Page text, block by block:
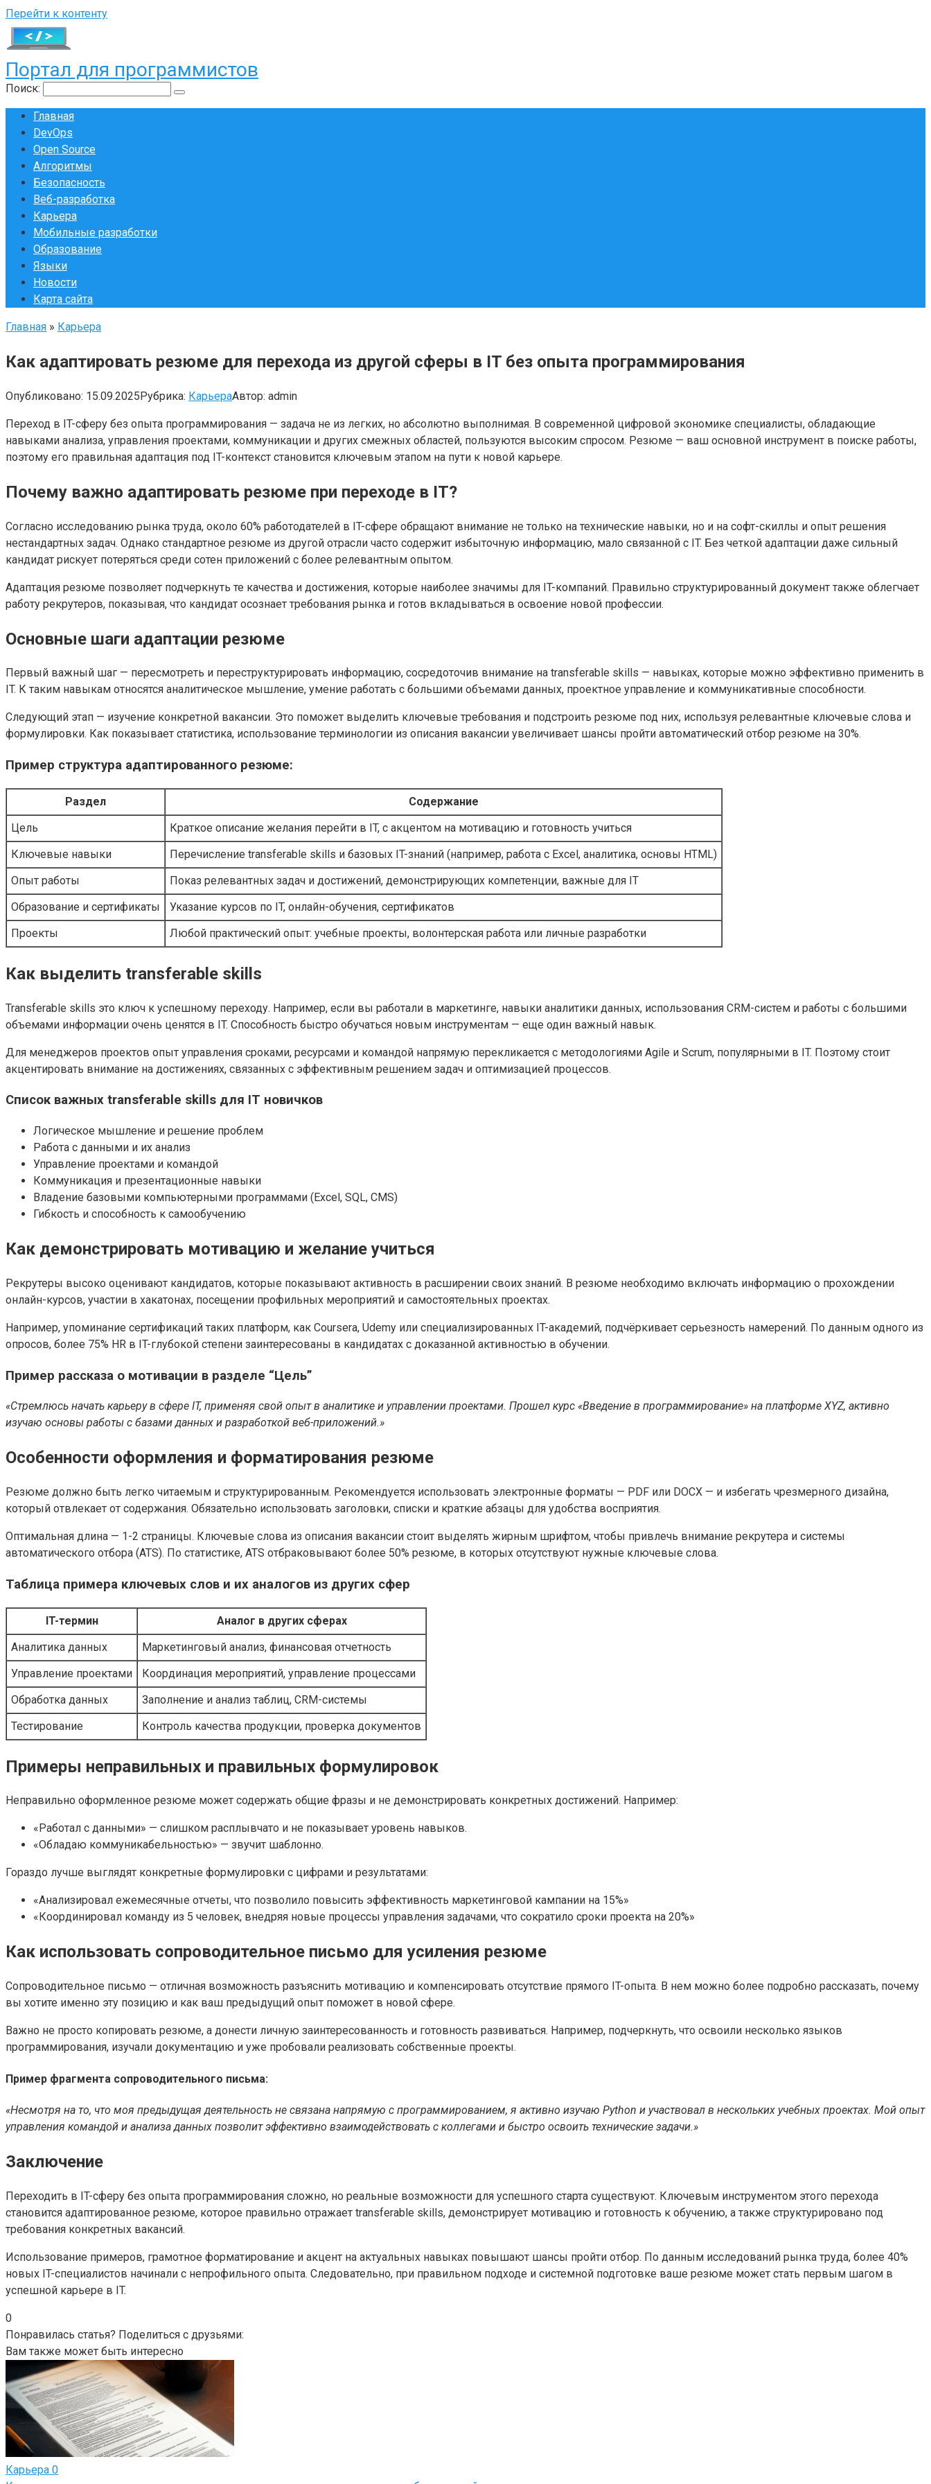
Перейти к контенту
Портал для программистов
Поиск:
Главная
DevOps
Open Source
Алгоритмы
Безопасность
Веб-разработка
Карьера
Мобильные разработки
Образование
Языки
Новости
Карта сайта
Главная » Карьера
Как адаптировать резюме для перехода из другой сферы в IT без опыта программирования
Опубликовано: 15.09.2025Рубрика: КарьераАвтор: admin
Переход в IT-сферу без опыта программирования — задача не из легких, но абсолютно выполнимая. В современной цифровой экономике специалисты, обладающие
навыками анализа, управления проектами, коммуникации и других смежных областей, пользуются высоким спросом. Резюме — ваш основной инструмент в поиске работы,
поэтому его правильная адаптация под IT-контекст становится ключевым этапом на пути к новой карьере.
Почему важно адаптировать резюме при переходе в IT?
Согласно исследованию рынка труда, около 60% работодателей в IT-сфере обращают внимание не только на технические навыки, но и на софт-скиллы и опыт решения
нестандартных задач. Однако стандартное резюме из другой отрасли часто содержит избыточную информацию, мало связанной с IT. Без четкой адаптации даже сильный
кандидат рискует потеряться среди сотен приложений с более релевантным опытом.
Адаптация резюме позволяет подчеркнуть те качества и достижения, которые наиболее значимы для IT-компаний. Правильно структурированный документ также облегчает
работу рекрутеров, показывая, что кандидат осознает требования рынка и готов вкладываться в освоение новой профессии.
Основные шаги адаптации резюме
Первый важный шаг — пересмотреть и переструктурировать информацию, сосредоточив внимание на transferable skills — навыках, которые можно эффективно применить в
IT. К таким навыкам относятся аналитическое мышление, умение работать с большими объемами данных, проектное управление и коммуникативные способности.
Следующий этап — изучение конкретной вакансии. Это поможет выделить ключевые требования и подстроить резюме под них, используя релевантные ключевые слова и
формулировки. Как показывает статистика, использование терминологии из описания вакансии увеличивает шансы пройти автоматический отбор резюме на 30%.
Пример структура адаптированного резюме:
Раздел
Содержание
Цель
Краткое описание желания перейти в IT, с акцентом на мотивацию и готовность учиться
Ключевые навыки
Перечисление transferable skills и базовых IT-знаний (например, работа с Excel, аналитика, основы HTML)
Опыт работы
Показ релевантных задач и достижений, демонстрирующих компетенции, важные для IT
Образование и сертификаты
Указание курсов по IT, онлайн-обучения, сертификатов
Проекты
Любой практический опыт: учебные проекты, волонтерская работа или личные разработки
Как выделить transferable skills
Transferable skills это ключ к успешному переходу. Например, если вы работали в маркетинге, навыки аналитики данных, использования CRM-систем и работы с большими
объемами информации очень ценятся в IT. Способность быстро обучаться новым инструментам — еще один важный навык.
Для менеджеров проектов опыт управления сроками, ресурсами и командой напрямую перекликается с методологиями Agile и Scrum, популярными в IT. Поэтому стоит
акцентировать внимание на достижениях, связанных с эффективным решением задач и оптимизацией процессов.
Список важных transferable skills для IT новичков
Логическое мышление и решение проблем
Работа с данными и их анализ
Управление проектами и командой
Коммуникация и презентационные навыки
Владение базовыми компьютерными программами (Excel, SQL, CMS)
Гибкость и способность к самообучению
Как демонстрировать мотивацию и желание учиться
Рекрутеры высоко оценивают кандидатов, которые показывают активность в расширении своих знаний. В резюме необходимо включать информацию о прохождении
онлайн-курсов, участии в хакатонах, посещении профильных мероприятий и самостоятельных проектах.
Например, упоминание сертификаций таких платформ, как Coursera, Udemy или специализированных IT-академий, подчёркивает серьезность намерений. По данным одного из
опросов, более 75% HR в IT-глубокой степени заинтересованы в кандидатах с доказанной активностью в обучении.
Пример рассказа о мотивации в разделе “Цель”
«Стремлюсь начать карьеру в сфере IT, применяя свой опыт в аналитике и управлении проектами. Прошел курс «Введение в программирование» на платформе XYZ, активно
изучаю основы работы с базами данных и разработкой веб-приложений.»
Особенности оформления и форматирования резюме
Резюме должно быть легко читаемым и структурированным. Рекомендуется использовать электронные форматы — PDF или DOCX — и избегать чрезмерного дизайна,
который отвлекает от содержания. Обязательно использовать заголовки, списки и краткие абзацы для удобства восприятия.
Оптимальная длина — 1-2 страницы. Ключевые слова из описания вакансии стоит выделять жирным шрифтом, чтобы привлечь внимание рекрутера и системы
автоматического отбора (ATS). По статистике, ATS отбраковывают более 50% резюме, в которых отсутствуют нужные ключевые слова.
Таблица примера ключевых слов и их аналогов из других сфер
IT-термин
Аналог в других сферах
Аналитика данных
Маркетинговый анализ, финансовая отчетность
Управление проектами
Координация мероприятий, управление процессами
Обработка данных
Заполнение и анализ таблиц, CRM-системы
Тестирование
Контроль качества продукции, проверка документов
Примеры неправильных и правильных формулировок
Неправильно оформленное резюме может содержать общие фразы и не демонстрировать конкретных достижений. Например:
«Работал с данными» — слишком расплывчато и не показывает уровень навыков.
«Обладаю коммуникабельностью» — звучит шаблонно.
Гораздо лучше выглядят конкретные формулировки с цифрами и результатами:
«Анализировал ежемесячные отчеты, что позволило повысить эффективность маркетинговой кампании на 15%»
«Координировал команду из 5 человек, внедряя новые процессы управления задачами, что сократило сроки проекта на 20%»
Как использовать сопроводительное письмо для усиления резюме
Сопроводительное письмо — отличная возможность разъяснить мотивацию и компенсировать отсутствие прямого IT-опыта. В нем можно более подробно рассказать, почему
вы хотите именно эту позицию и как ваш предыдущий опыт поможет в новой сфере.
Важно не просто копировать резюме, а донести личную заинтересованность и готовность развиваться. Например, подчеркнуть, что освоили несколько языков
программирования, изучали документацию и уже пробовали реализовать собственные проекты.
Пример фрагмента сопроводительного письма:
«Несмотря на то, что моя предыдущая деятельность не связана напрямую с программированием, я активно изучаю Python и участвовал в нескольких учебных проектах. Мой опыт
управления командой и анализа данных позволит эффективно взаимодействовать с коллегами и быстро освоить технические задачи.»
Заключение
Переходить в IT-сферу без опыта программирования сложно, но реальные возможности для успешного старта существуют. Ключевым инструментом этого перехода
становится адаптированное резюме, которое правильно отражает transferable skills, демонстрирует мотивацию и готовность к обучению, а также структурировано под
требования конкретных вакансий.
Использование примеров, грамотное форматирование и акцент на актуальных навыках повышают шансы пройти отбор. По данным исследований рынка труда, более 40%
новых IT-специалистов начинали с непрофильного опыта. Следовательно, при правильном подходе и системной подготовке ваше резюме может стать первым шагом в
успешной карьере в IT.
0
Понравилась статья? Поделиться с друзьями:
Вам также может быть интересно
Карьера 0